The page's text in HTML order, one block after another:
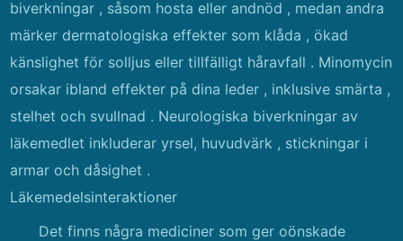
biverkningar , såsom hosta eller andnöd , medan andra
märker dermatologiska effekter som klåda , ökad
känslighet för solljus eller tillfälligt håravfall . Minomycin
orsakar ibland effekter på dina leder , inklusive smärta ,
stelhet och svullnad . Neurologiska biverkningar av
läkemedlet inkluderar yrsel, huvudvärk , stickningar i
armar och dåsighet .
Läkemedelsinteraktioner
Det finns några mediciner som ger oönskade